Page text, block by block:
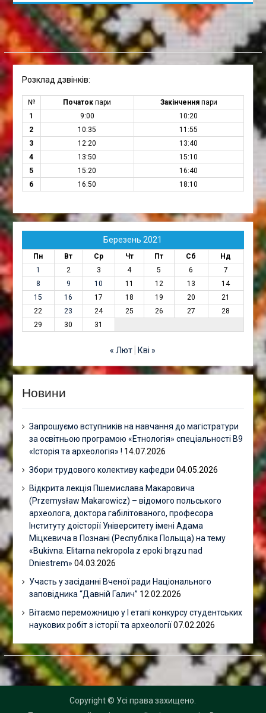
Розклад дзвінків:
№ Початок пари Закінченняпари
1
9:00
10:20
2
10:35
11:55
3
12:20
13:40
4
13:50
15:10
5
15:20
16:40
6
16:50 18:10
Березень 2021
Пн Вт Ср Чт Пт Сб
Нд
1
2 3 4 5 6
7
8
9 10 11 12 13
14
15
16 17 18 19 20
21
22
23 24 25 26 27
28
29
30 31
« Лют Кві »
Новини
Запрошуємо вступників на навчання до магістратури
за освітньою програмою «Етнологія» спеціальності В9
«Історія та археологія» ! 14.07.2026
Збори трудового колективу кафедри 04.05.2026
Відкрита лекція Пшемислава Макаровича
(Przemysław Makarowicz) – відомого польського
археолога, доктора габілітованого, професора
Інституту доісторії Університету імені Адама
Міцкевича в Познані (Республіка Польща) на тему
«Bukivna. Elitarna nekropola z epoki brązu nad
Dniestrem» 04.03.2026
Участь у засіданні Вченої ради Національного
заповідника “Давній Галич” 12.02.2026
Вітаємо переможницю у І етапі конкурсу студентських
наукових робіт з історії та археології 07.02.2026
Copyright © Усі права захищено.